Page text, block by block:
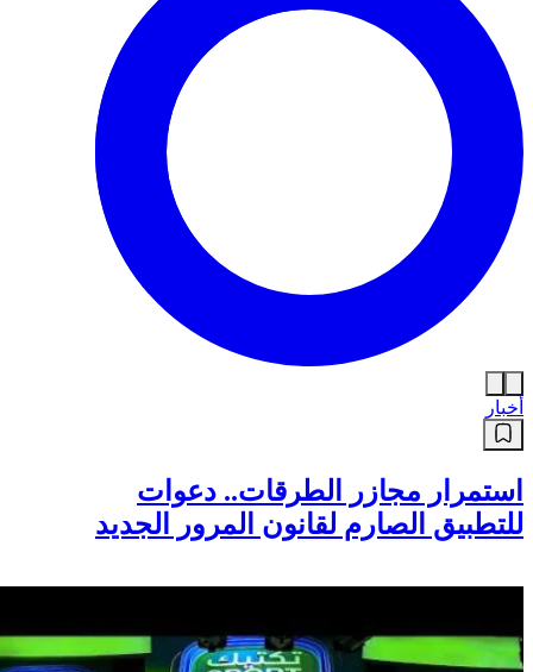
أخبار
استمرار مجازر الطرقات.. دعوات
للتطبيق الصارم لقانون المرور الجديد